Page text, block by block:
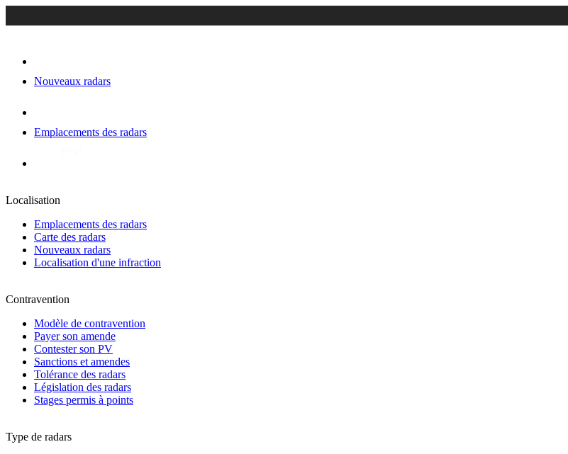
Nouveaux radars
Emplacements des radars
Localisation
Emplacements des radars
Carte des radars
Nouveaux radars
Localisation d'une infraction
Contravention
Modèle de contravention
Payer son amende
Contester son PV
Sanctions et amendes
Tolérance des radars
Législation des radars
Stages permis à points
Type de radars